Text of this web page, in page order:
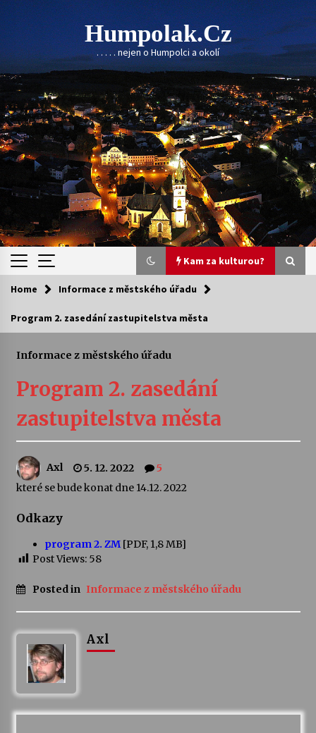
Skip
to
content
Humpolak.cz
. . . . . nejen o Humpolci a okolí
Kam za kulturou?
Kam za kulturou?
Sukuba Ensemble
kapkou
Veselí muzikanti
30. 7. 2026
šedesátka: 28. 7.–1. 8. 2026
Home Informace z městského úřadu
Program 2. zasedání zastupitelstva města
Informace z městského úřadu
Program 2. zasedání
zastupitelstva města
Axl 5. 12. 2022
5
které se bude konat dne 14.12. 2022
Odkazy
program 2. ZM[PDF, 1,8 MB]
Post Views: 58
Posted in Informace z městského úřadu
Axl